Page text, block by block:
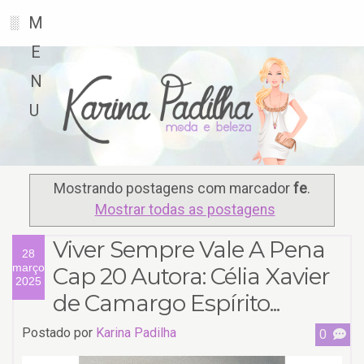
░
M
E
N
U
Mostrando postagens com marcador fe.
Mostrar todas as postagens
28
março
2025
Viver Sempre Vale A Pena
Cap 20 Autora: Célia Xavier
de Camargo Espírito...
Postado por Karina Padilha 0